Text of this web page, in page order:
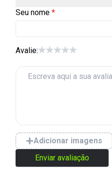
Seu nome
Avalie:
Adicionar imagens
Enviar avaliação